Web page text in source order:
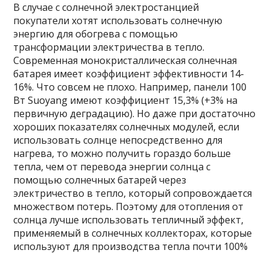
В случае с солнечной электростанцией
покупатели хотят использовать солнечную
энергию для обогрева с помощью
трансформации электричества в тепло.
Современная монокристаллическая солнечная
батарея имеет коэффициент эффективности 14-
16%. Что совсем не плохо. Например, панели 100
Вт Suoyang имеют коэффициент 15,3% (+3% на
первичную деградацию). Но даже при достаточно
хороших показателях солнечных модулей, если
использовать солнце непосредственно для
нагрева, то можно получить гораздо больше
тепла, чем от перевода энергии солнца с
помощью солнечных батарей через
электричество в тепло, который сопровождается
множеством потерь. Поэтому для отопления от
солнца лучше использовать тепличный эффект,
применяемый в солнечных коллекторах, которые
используют для производства тепла почти 100%